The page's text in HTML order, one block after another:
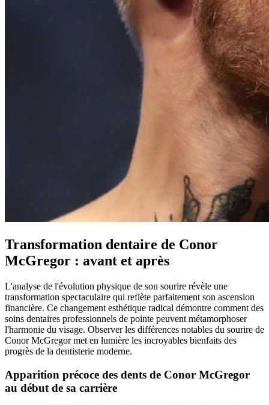
Transformation dentaire de Conor
McGregor : avant et après
L'analyse de l'évolution physique de son sourire révèle une
transformation spectaculaire qui reflète parfaitement son ascension
financière. Ce changement esthétique radical démontre comment des
soins dentaires professionnels de pointe peuvent métamorphoser
l'harmonie du visage. Observer les différences notables du sourire de
Conor McGregor met en lumière les incroyables bienfaits des
progrès de la dentisterie moderne.
Apparition précoce des dents de Conor McGregor
au début de sa carrière